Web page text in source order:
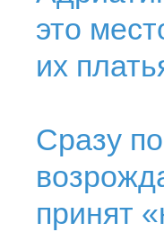
это
их
Сразу
принят